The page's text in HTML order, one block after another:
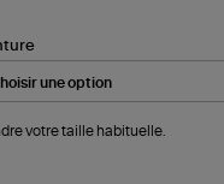
votre taille habituelle.